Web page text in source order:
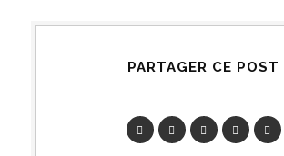
PARTAGER CE POST